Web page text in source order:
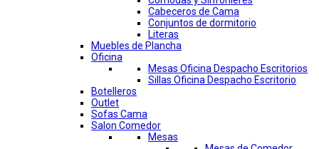
Cabeceros de Cama
Conjuntos de dormitorio
Literas
Muebles de Plancha
Oficina
Mesas Oficina Despacho Escritorios
Sillas Oficina Despacho Escritorio
Botelleros
Outlet
Sofas Cama
Salon Comedor
Mesas